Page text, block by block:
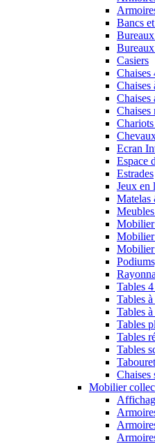
Bancs
Casiers
Chaises
Chaises
Chaises
Chaises
Ecran
Espace
Estrades
Jeux en
Matelas
Mobilier
Mobilier
Mobilier
Tables
Tables
Tables
Tables
Tables
Tables
Chaises
Mobilier